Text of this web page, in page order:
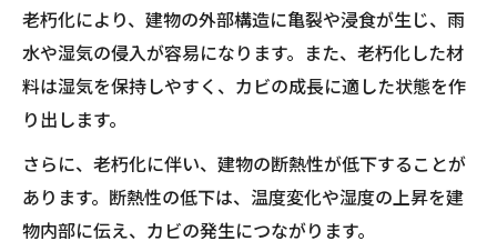
老朽化により、建物の外部構造に亀裂や浸食が生じ、雨
水や湿気の侵入が容易になります。また、老朽化した材
料は湿気を保持しやすく、カビの成長に適した状態を作
り出します。
さらに、老朽化に伴い、建物の断熱性が低下することが
あります。断熱性の低下は、温度変化や湿度の上昇を建
物内部に伝え、カビの発生につながります。